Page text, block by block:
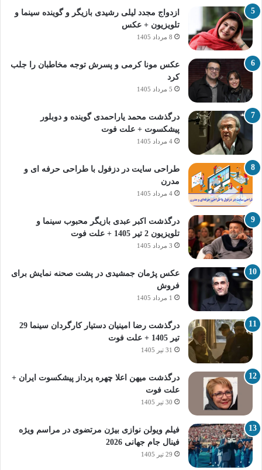
ازدواج مجدد لیلی رشیدی بازیگر و گوینده سینما و
تلویزیون + عکس
8 مرداد 1405
عکس مونا کرمی و پسرش توجه مخاطبان را جلب
کرد
5 مرداد 1405
درگذشت محمد یاراحمدی گوینده و دوبلور
پیشکسوت + علت فوت
4 مرداد 1405
طراحی سایت در دزفول با طراحی حرفه‌ ای و
مدرن
4 مرداد 1405
درگذشت اکبر عبدی بازیگر محبوب سینما و
تلویزیون 2 تیر 1405 + علت فوت
3 مرداد 1405
عکس پژمان جمشیدی در پشت صحنه نمایش برای
فروش
1 مرداد 1405
درگذشت رضا امینیان دستیار کارگردان سینما 29
تیر 1405 + علت فوت
31 تیر 1405
درگذشت میهن اعلا چهره پرداز پیشکسوت ایران +
علت فوت
30 تیر 1405
فیلم ویولن نوازی بیژن مرتضوی در مراسم ویژه
فینال جام جهانی 2026
29 تیر 1405